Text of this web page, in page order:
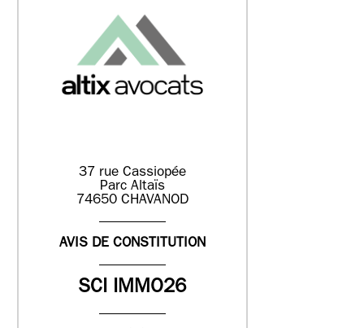
37 rue Cassiopée
Parc Altaïs
74650 CHAVANOD
AVIS DE CONSTITUTION
SCI IMMO26